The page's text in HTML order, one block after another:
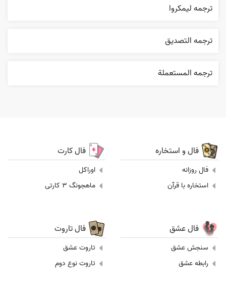
ترجمه ليمکروا
ترجمه التصديق
ترجمه المستعملة
فال و استخاره
فال روزانه
استخاره با قرآن
فال کارت
اوراکل
ماهجونگ 3 کارتی
فال عشق
سنجش عشق
رابطه عشق
فال تاروت
تاروت عشق
تاروت نوع دوم